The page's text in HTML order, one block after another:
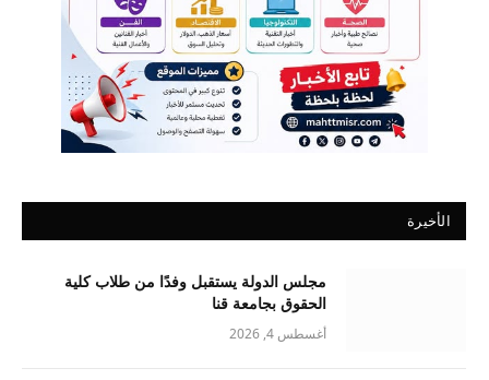
الأخيرة
مجلس الدولة يستقبل وفدًا من طلاب كلية
الحقوق بجامعة قنا
أغسطس 4, 2026